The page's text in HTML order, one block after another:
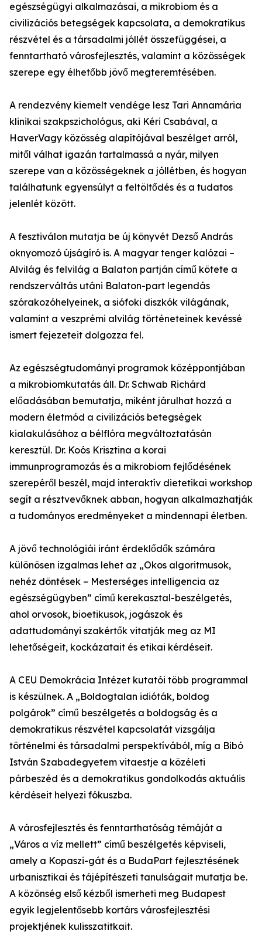
egészségügyi alkalmazásai, a mikrobiom és a
civilizációs betegségek kapcsolata, a demokratikus
részvétel és a társadalmi jóllét összefüggései, a
fenntartható városfejlesztés, valamint a közösségek
szerepe egy élhetőbb jövő megteremtésében.
A rendezvény kiemelt vendége lesz Tari Annamária
klinikai szakpszichológus, aki Kéri Csabával, a
HaverVagy közösség alapítójával beszélget arról,
mitől válhat igazán tartalmassá a nyár, milyen
szerepe van a közösségeknek a jóllétben, és hogyan
találhatunk egyensúlyt a feltöltődés és a tudatos
jelenlét között.
A fesztiválon mutatja be új könyvét Dezső András
oknyomozó újságíró is. A magyar tenger kalózai –
Alvilág és felvilág a Balaton partján című kötete a
rendszerváltás utáni Balaton-part legendás
szórakozóhelyeinek, a siófoki diszkók világának,
valamint a veszprémi alvilág történeteinek kevéssé
ismert fejezeteit dolgozza fel.
Az egészségtudományi programok középpontjában
a mikrobiomkutatás áll. Dr. Schwab Richárd
előadásában bemutatja, miként járulhat hozzá a
modern életmód a civilizációs betegségek
kialakulásához a bélflóra megváltoztatásán
keresztül. Dr. Koós Krisztina a korai
immunprogramozás és a mikrobiom fejlődésének
szerepéről beszél, majd interaktív dietetikai workshop
segít a résztvevőknek abban, hogyan alkalmazhatják
a tudományos eredményeket a mindennapi életben.
A jövő technológiái iránt érdeklődők számára
különösen izgalmas lehet az „Okos algoritmusok,
nehéz döntések – Mesterséges intelligencia az
egészségügyben” című kerekasztal-beszélgetés,
ahol orvosok, bioetikusok, jogászok és
adattudományi szakértők vitatják meg az MI
lehetőségeit, kockázatait és etikai kérdéseit.
A CEU Demokrácia Intézet kutatói több programmal
is készülnek. A „Boldogtalan idióták, boldog
polgárok” című beszélgetés a boldogság és a
demokratikus részvétel kapcsolatát vizsgálja
történelmi és társadalmi perspektívából, míg a Bibó
István Szabadegyetem vitaestje a közéleti
párbeszéd és a demokratikus gondolkodás aktuális
kérdéseit helyezi fókuszba.
A városfejlesztés és fenntarthatóság témáját a
„Város a víz mellett” című beszélgetés képviseli,
amely a Kopaszi-gát és a BudaPart fejlesztésének
urbanisztikai és tájépítészeti tanulságait mutatja be.
A közönség első kézből ismerheti meg Budapest
egyik legjelentősebb kortárs városfejlesztési
projektjének kulisszatitkait.